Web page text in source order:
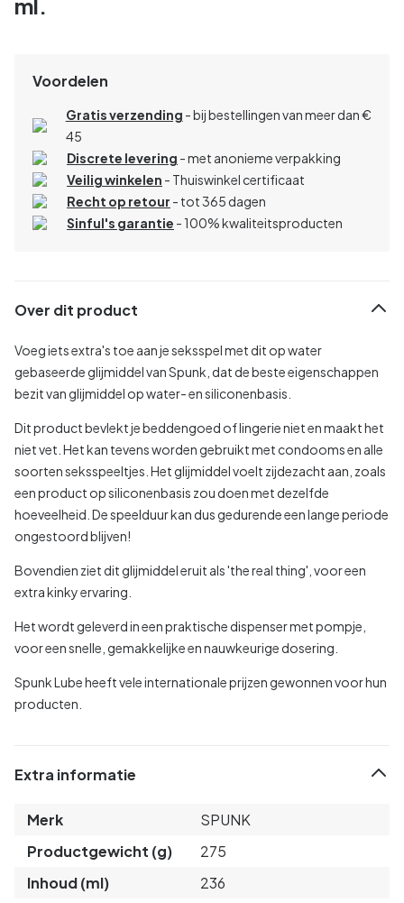
Voordelen
Gratis verzending - bij bestellingen van meer dan €
45
Discrete levering - met anonieme verpakking
Veilig winkelen - Thuiswinkel certificaat
Recht op retour - tot 365 dagen
Sinful's garantie - 100% kwaliteitsproducten
Over dit product
Voeg iets extra's toe aan je seksspel met dit op water
gebaseerde glijmiddel van Spunk, dat de beste eigenschappen
bezit van glijmiddel op water- en siliconenbasis.
Dit product bevlekt je beddengoed of lingerie niet en maakt het
niet vet. Het kan tevens worden gebruikt met condooms en alle
soorten seksspeeltjes. Het glijmiddel voelt zijdezacht aan, zoals
een product op siliconenbasis zou doen met dezelfde
hoeveelheid. De speelduur kan dus gedurende een lange periode
ongestoord blijven!
Bovendien ziet dit glijmiddel eruit als 'the real thing', voor een
extra kinky ervaring.
Het wordt geleverd in een praktische dispenser met pompje,
voor een snelle, gemakkelijke en nauwkeurige dosering.
Spunk Lube heeft vele internationale prijzen gewonnen voor hun
producten.
Extra informatie
Merk
SPUNK
Productgewicht (g)
275
Inhoud (ml)
236